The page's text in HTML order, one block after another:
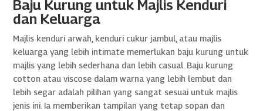
Baju Kurung untuk Majlis Kenduri
dan Keluarga
Majlis kenduri arwah, kenduri cukur jambul, atau majlis
keluarga yang lebih intimate memerlukan baju kurung untuk
majlis yang lebih sederhana dan lebih casual. Baju kurung
cotton atau viscose dalam warna yang lebih lembut dan
lebih segar adalah pilihan yang sangat sesuai untuk majlis
jenis ini. Ia memberikan tampilan yang tetap sopan dan